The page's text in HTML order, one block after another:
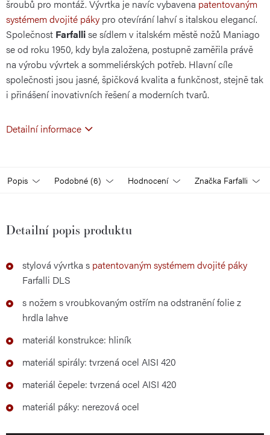
šroubů pro montáž. Vývrtka je navíc vybavena patentovaným
systémem dvojité pákypro otevírání lahví s italskou elegancí.
Společnost Farfallise sídlem v italském městě nožů Maniago
se od roku 1950, kdy byla založena, postupně zaměřila právě
na výrobu vývrtek a sommeliérských potřeb. Hlavní cíle
společnosti jsou jasné, špičková kvalita a funkčnost, stejně tak
i přinášení inovativních řešení a moderních tvarů.
Detailní informace
Popis Podobné (6) Hodnocení Značka Farfalli
Detailní popis produktu
stylová vývrtka s patentovaným systémem dvojité páky
Farfalli DLS
s nožem s vroubkovaným ostřím na odstranění folie z
hrdla lahve
materiál konstrukce: hliník
materiál spirály: tvrzená ocel AISI 420
materiál čepele: tvrzená ocel AISI 420
materiál páky: nerezová ocel